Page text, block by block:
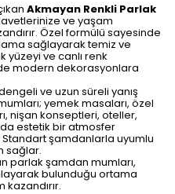
Akmayan Renkli Parlak
ve yaşam
Özel formülü sayesinde
sağlayarak temiz ve
yüzeyi ve canlı renk
modern dekorasyonlara
ve uzun süreli yanış
yemek masaları, özel
nişan konseptleri, oteller,
estetik bir atmosfer
şamdanlarla uyumlu
sağlar.
parlak şamdan mumları,
bulunduğu ortama
kazandırır.